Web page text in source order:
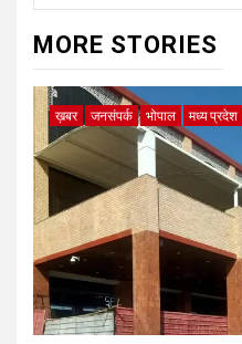
MORE STORIES
ख़बर जनसंपर्क भोपाल मध्य प्रदेश